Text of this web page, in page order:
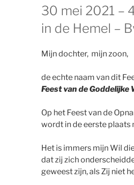
GEPLAATST
OP
30 mei 2021 –
in de Hemel –
Mijn dochter, mijn zoon,
de echte naam van dit
Feest van de Goddelijke
Op het Feest van de
wordt in de eerste plaats
Het is immers mijn Wil
dat zij zich
geweest zijn, als Zij niet